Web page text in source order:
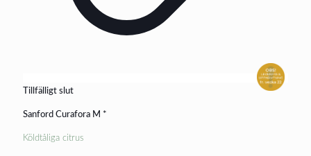
Tillfälligt slut
Sanford Curafora M *
Köldtåliga citrus